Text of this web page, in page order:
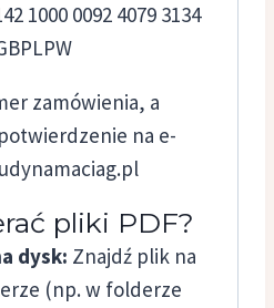
1000 0092 4079 3134
zamówienia, a
na e-
pliki PDF?
dysk: Znajdź plik na
(np. w folderze